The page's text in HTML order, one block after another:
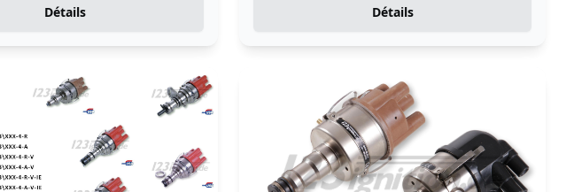
Détails Détails